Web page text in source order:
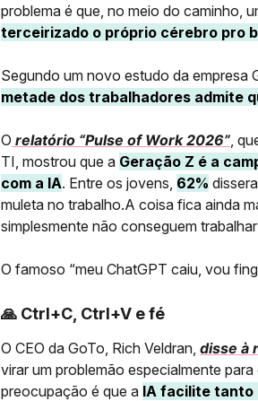
problema é que, no meio do caminho,
terceirizado o próprio cérebro pro
Segundo um novo estudo da empresa
metade dos trabalhadores admite
O relatório “Pulse of Work 2026” ,
TI, mostrou que a Geração Z é a
com a IA. Entre os jovens, 62%
muleta no trabalho.A coisa fica ainda
simplesmente não conseguem
O famoso “meu ChatGPT caiu, vou
🙏 Ctrl+C, Ctrl+V e fé
O CEO da GoTo, Rich Veldran, disse à
virar um problemão especialmente
preocupação é que a IA facilite tanto